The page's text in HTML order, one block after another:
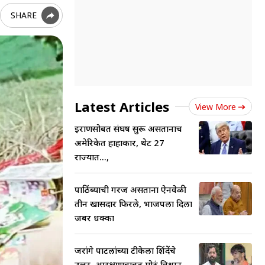
SHARE
Latest Articles View More
इराणसोबत संघर्ष सुरू असतानाच
अमेरिकेत हाहाकार, थेट 27
राज्यात...,
पाठिंब्याची गरज असताना ऐनवेळी
तीन खासदार फिरले, भाजपला दिला
जबर धक्का
जरांगे पाटलांच्या टीकेला शिंदेंचे